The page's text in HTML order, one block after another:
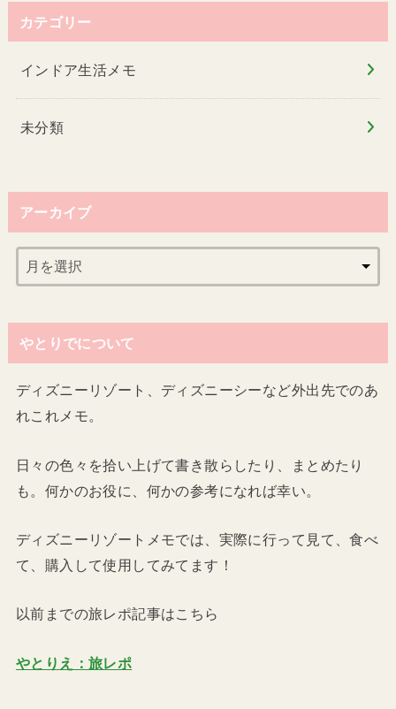
カテゴリー
インドア生活メモ
未分類
アーカイブ
やとりでについて
ディズニーリゾート、ディズニーシーなど外出先でのあ
れこれメモ。
日々の色々を拾い上げて書き散らしたり、まとめたり
も。何かのお役に、何かの参考になれば幸い。
ディズニーリゾートメモでは、実際に行って見て、食べ
て、購入して使用してみてます！
以前までの旅レポ記事はこちら
やとりえ：旅レポ